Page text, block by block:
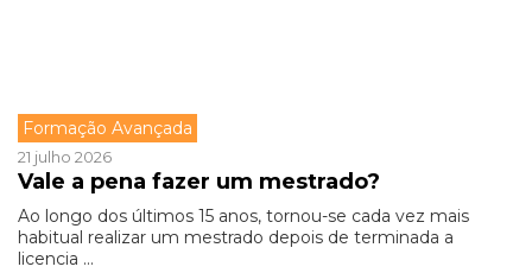
Formação Avançada
21 julho 2026
Vale a pena fazer um mestrado?
Ao longo dos últimos 15 anos, tornou-se cada vez mais
habitual realizar um mestrado depois de terminada a
licencia ...